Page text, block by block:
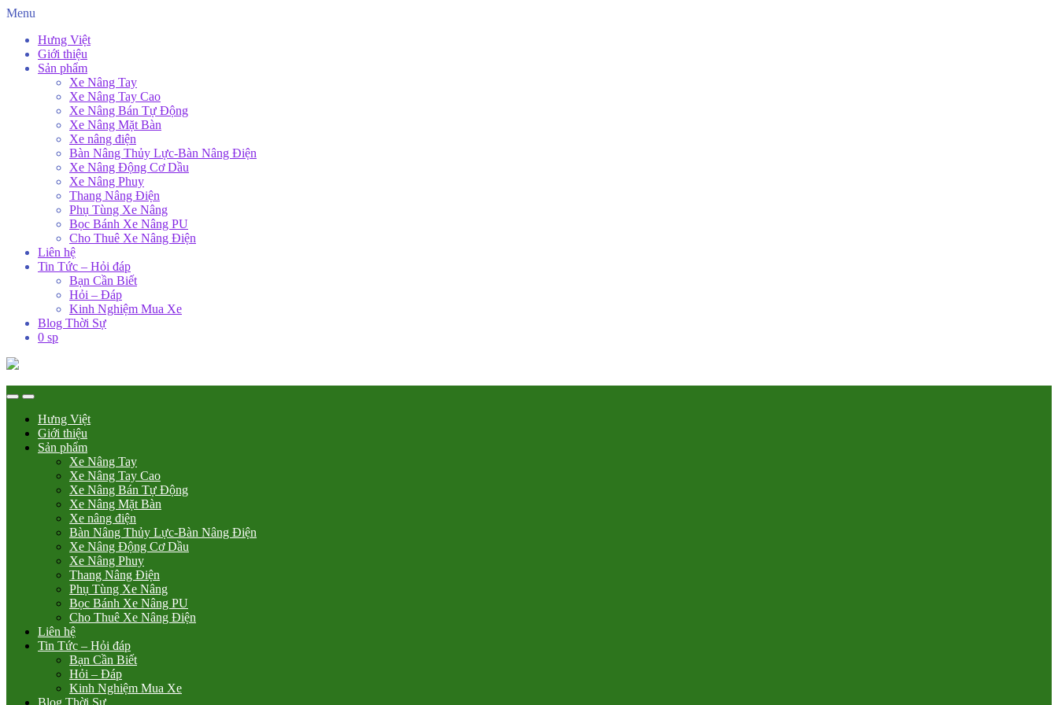
Menu
Hưng Việt
Giới thiệu
Sản phẩm
Xe Nâng Tay
Xe Nâng Tay Cao
Xe Nâng Bán Tự Động
Xe Nâng Mặt Bàn
Xe nâng điện
Bàn Nâng Thủy Lực-Bàn Nâng Điện
Xe Nâng Động Cơ Dầu
Xe Nâng Phuy
Thang Nâng Điện
Phụ Tùng Xe Nâng
Bọc Bánh Xe Nâng PU
Cho Thuê Xe Nâng Điện
Liên hệ
Tin Tức – Hỏi đáp
Bạn Cần Biết
Hỏi – Đáp
Kinh Nghiệm Mua Xe
Blog Thời Sự
0 sp
Hưng Việt
Giới thiệu
Sản phẩm
Xe Nâng Tay
Xe Nâng Tay Cao
Xe Nâng Bán Tự Động
Xe Nâng Mặt Bàn
Xe nâng điện
Bàn Nâng Thủy Lực-Bàn Nâng Điện
Xe Nâng Động Cơ Dầu
Xe Nâng Phuy
Thang Nâng Điện
Phụ Tùng Xe Nâng
Bọc Bánh Xe Nâng PU
Cho Thuê Xe Nâng Điện
Liên hệ
Tin Tức – Hỏi đáp
Bạn Cần Biết
Hỏi – Đáp
Kinh Nghiệm Mua Xe
Blog Thời Sự